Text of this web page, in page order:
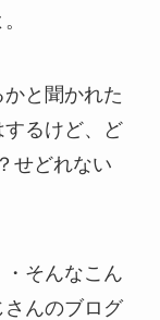
と聞かれた
するけど、ど
せどれない
そんなこん
んのブログ